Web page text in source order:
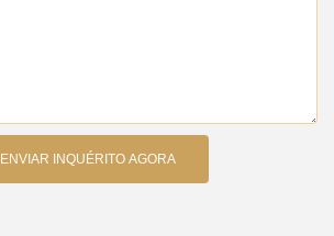
ENVIAR INQUÉRITO AGORA